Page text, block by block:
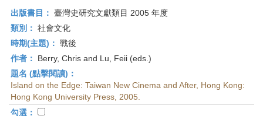
出版書目： 臺灣史研究文獻類目 2005 年度
類別： 社會文化
時期(主題)： 戰後
作者：
Berry, Chris and Lu, Feii (eds.)
題名 (點擊閱讀)：
Island on the Edge: Taiwan New Cinema and After, Hong Kong:
Hong Kong University Press, 2005.
勾選：